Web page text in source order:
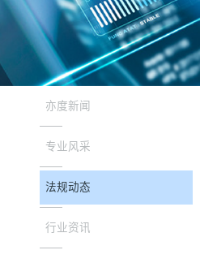
亦度新闻
专业风采
法规动态
行业资讯